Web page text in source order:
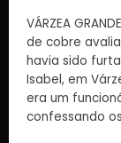
VÁRZEA
de cobre
havia sido
Isabel, em
era um
confessando